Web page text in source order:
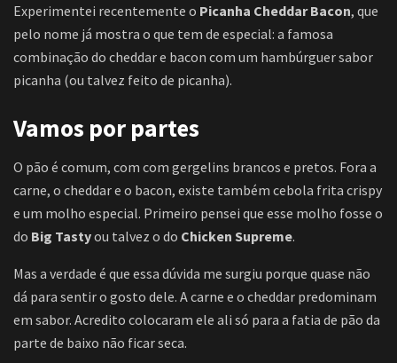
Experimentei recentemente o Picanha Cheddar Bacon, que
pelo nome já mostra o que tem de especial: a famosa
combinação do cheddar e bacon com um hambúrguer sabor
picanha (ou talvez feito de picanha).
Vamos por partes
O pão é comum, com com gergelins brancos e pretos. Fora a
carne, o cheddar e o bacon, existe também cebola frita crispy
e um molho especial. Primeiro pensei que esse molho fosse o
do Big Tastyou talvez o do Chicken Supreme.
Mas a verdade é que essa dúvida me surgiu porque quase não
dá para sentir o gosto dele. A carne e o cheddar predominam
em sabor. Acredito colocaram ele ali só para a fatia de pão da
parte de baixo não ficar seca.